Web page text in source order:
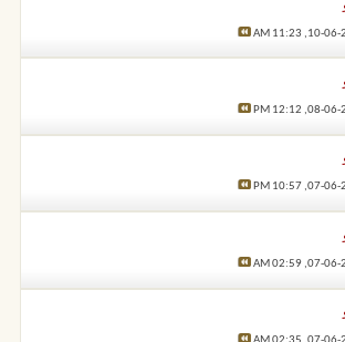
10-06-
11:23 AM
08-06-
12:12 PM
07-06-
10:57 PM
07-06-
02:59 AM